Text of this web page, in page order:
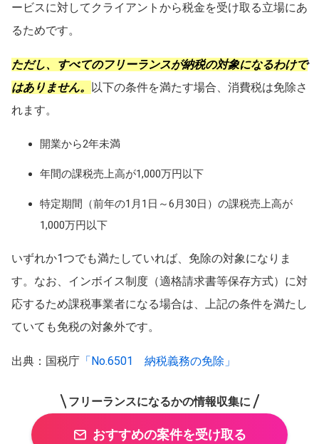
ービスに対してクライアントから税金を受け取る立場にあ
るためです。
ただし、すべてのフリーランスが納税の対象になるわけで
はありません。 以下の条件を満たす場合、消費税は免除さ
れます。
開業から2年未満
年間の課税売上高が1,000万円以下
特定期間（前年の1月1日～6月30日）の課税売上高が
1,000万円以下
いずれか1つでも満たしていれば、免除の対象になりま
す。なお、インボイス制度（適格請求書等保存方式）に対
応するため課税事業者になる場合は、上記の条件を満たし
ていても免税の対象外です。
出典：国税庁 「No.6501 納税義務の免除」
フリーランスになるかの情報収集に
おすすめの案件を受け取る